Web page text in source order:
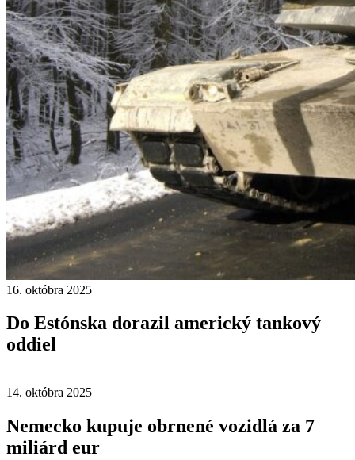
16. októbra 2025
Do Estónska dorazil americký tankový
oddiel
14. októbra 2025
Nemecko kupuje obrnené vozidlá za 7
miliárd eur